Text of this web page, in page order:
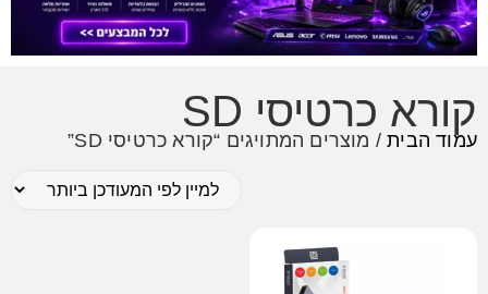
קורא כרטיסי SD
עמוד הבית/ מוצרים המתויגים “קורא כרטיסי SD”